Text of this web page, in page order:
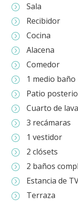
= Sala
= Recibidor
= Cocina
= Alacena
= Comedor
= 1 medio baño
= Patio
= Cuarto de
= 3 recámaras
= 1 vestidor
= 2 clósets
= 2 baños
= Estancia de
= Terraza